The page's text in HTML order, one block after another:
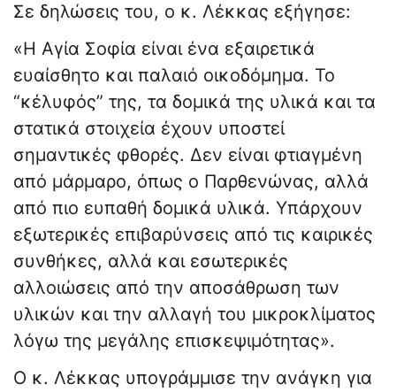
Σε δηλώσεις του, ο κ. Λέκκας εξήγησε:
«Η Αγία Σοφία είναι ένα εξαιρετικά
ευαίσθητο και παλαιό οικοδόμημα. Το
“κέλυφός” της, τα δομικά της υλικά και τα
στατικά στοιχεία έχουν υποστεί
σημαντικές φθορές. Δεν είναι φτιαγμένη
από μάρμαρο, όπως ο Παρθενώνας, αλλά
από πιο ευπαθή δομικά υλικά. Υπάρχουν
εξωτερικές επιβαρύνσεις από τις καιρικές
συνθήκες, αλλά και εσωτερικές
αλλοιώσεις από την αποσάθρωση των
υλικών και την αλλαγή του μικροκλίματος
λόγω της μεγάλης επισκεψιμότητας».
Ο κ. Λέκκας υπογράμμισε την ανάγκη για